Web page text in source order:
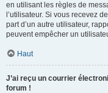
en utilisant les règles de
l’utilisateur. Si vous recevez
part d’un autre utilisateur,
peuvent empêcher un
Haut
J’ai reçu un courrier
forum !